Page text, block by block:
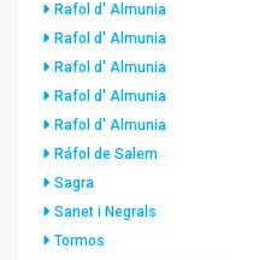
Rafol d' Almunia
Rafol d' Almunia
Rafol d' Almunia
Rafol d' Almunia
Rafol d' Almunia
Ráfol de Salem
Sagra
Sanet i Negrals
Tormos